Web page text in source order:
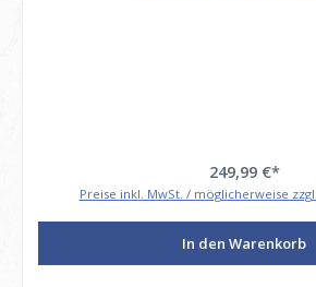
249,99 €*
Preise inkl. MwSt. / möglicherweise
In den Warenkorb